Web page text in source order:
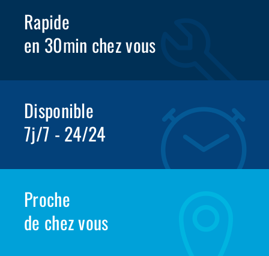
Rapide
en 30min chez vous
Disponible
7j/7 - 24/24
Proche
de chez vous